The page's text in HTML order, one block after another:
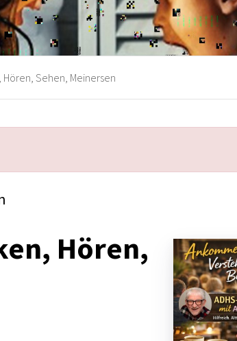
Hören, Sehen, Meinersen
Hören,